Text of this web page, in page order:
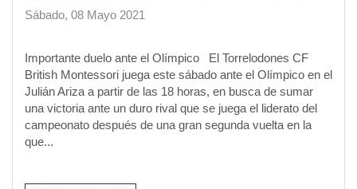
Sábado, 08 Mayo 2021
Importante duelo ante el Olímpico El Torrelodones CF
British Montessori juega este sábado ante el Olímpico en el
Julián Ariza a partir de las 18 horas, en busca de sumar
una victoria ante un duro rival que se juega el liderato del
campeonato después de una gran segunda vuelta en la
que...